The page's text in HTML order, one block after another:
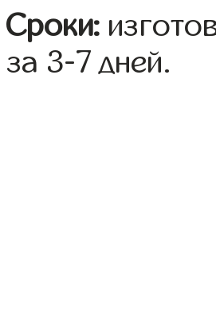
Сроки:
за 3-7 дней.